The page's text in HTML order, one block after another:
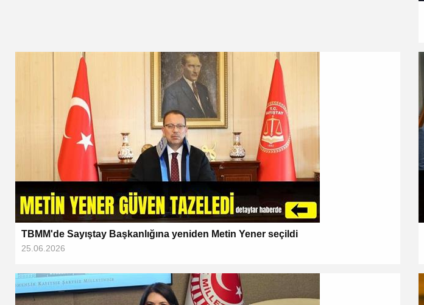
TBMM'de Sayıştay Başkanlığına yeniden Metin Yener seçildi
25.06.2026